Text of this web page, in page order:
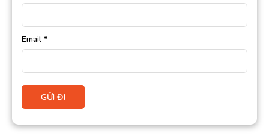
Email *